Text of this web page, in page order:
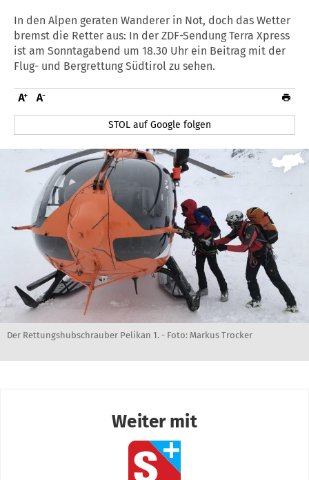
In den Alpen geraten Wanderer in Not, doch das Wetter
bremst die Retter aus: In der ZDF-Sendung Terra Xpress
ist am Sonntagabend um 18.30 Uhr ein Beitrag mit der
Flug- und Bergrettung Südtirol zu sehen.
STOL auf Google folgen
Der Rettungshubschrauber Pelikan 1. - Foto: Markus Trocker